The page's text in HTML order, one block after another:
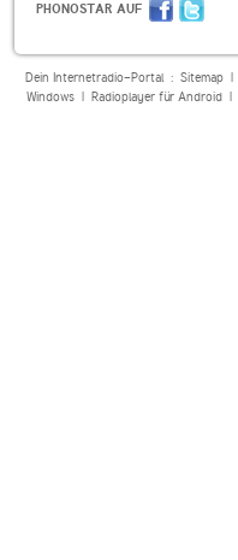
PHONOSTAR AUF
Dein Internetradio-Portal : Sitemap|
Windows| Radioplayer für Android|